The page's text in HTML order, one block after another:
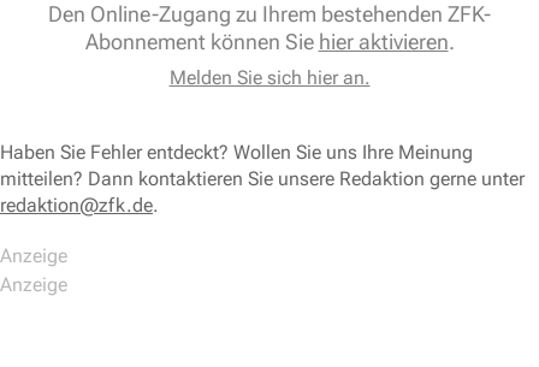
Den Online-Zugang zu Ihrem bestehenden ZFK-
Abonnement können Sie hier aktivieren.
Melden Sie sich hier an.
Haben Sie Fehler entdeckt? Wollen Sie uns Ihre Meinung
mitteilen? Dann kontaktieren Sie unsere Redaktion gerne unter
redaktion@zfk.de.